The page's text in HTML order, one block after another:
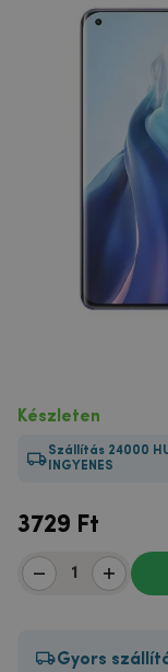
Készleten
Szállítás 24000
INGYENES
3729 Ft
Gyors